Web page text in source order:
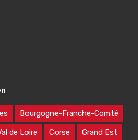
Bourgogne-Franche-Comté
de Loire Corse Grand Est